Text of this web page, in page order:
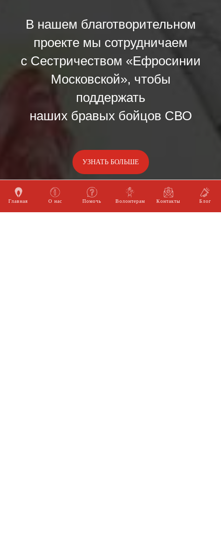
Главная О нас Помочь Волонтерам Контакты Блог
В нашем благотворительном
проекте мы сотрудничаем
с Сестричеством «Ефросинии
Московской», чтобы
поддержать
наших бравых бойцов СВО
УЗНАТЬ БОЛЬШЕ